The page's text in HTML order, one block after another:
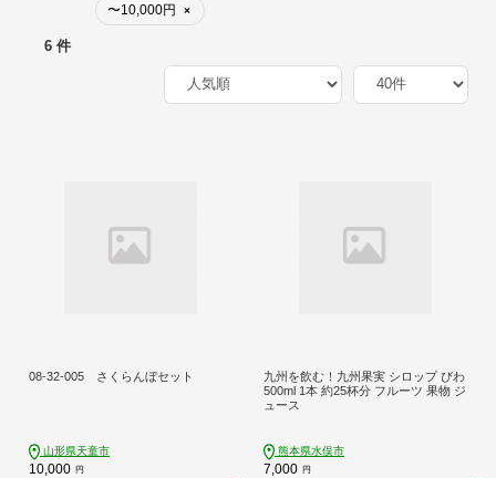
〜10,000円 ×
6 件
08-32-005 さくらんぼセット
山形県天童市
10,000 円
九州を飲む！九州果実 シロップ びわ
500ml 1本 約25杯分 フルーツ 果物 ジ
ュース
熊本県水俣市
7,000 円